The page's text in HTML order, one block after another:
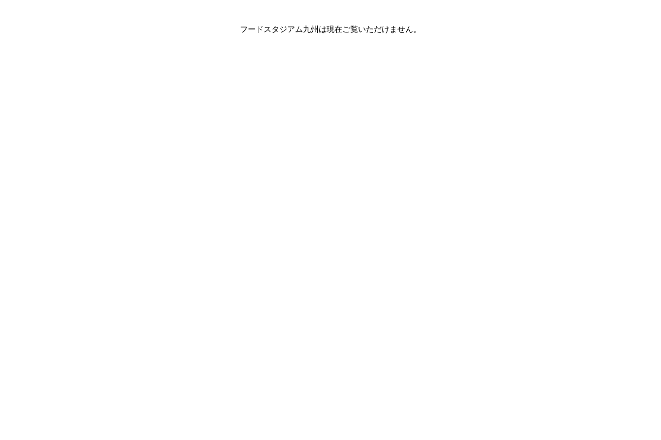
フードスタジアム九州は現在ご覧いただけません。